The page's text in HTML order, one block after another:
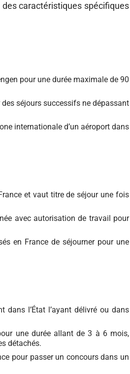
caractéristiques spécifiques
pour une durée maximale de 90
séjours successifs ne dépassant
internationale d’un aéroport dans
et vaut titre de séjour une fois
avec autorisation de travail pour
en France de séjourner pour une
dans l’État l’ayant délivré ou dans
une durée allant de 3 à 6 mois,
détachés.
pour passer un concours dans un